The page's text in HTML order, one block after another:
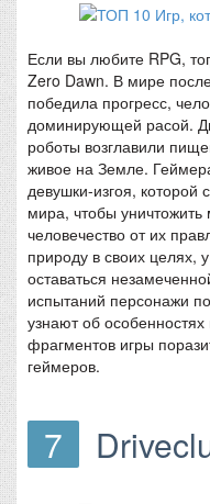
Если вы любите RPG,
Zero Dawn. В мире
победила прогресс,
доминирующей расой.
роботы возглавили
живое на Земле.
девушки-изгоя, которой
мира, чтобы
человечество от их
природу в своих целях,
оставаться
испытаний персонажи
узнают об
фрагментов игры
геймеров.
7